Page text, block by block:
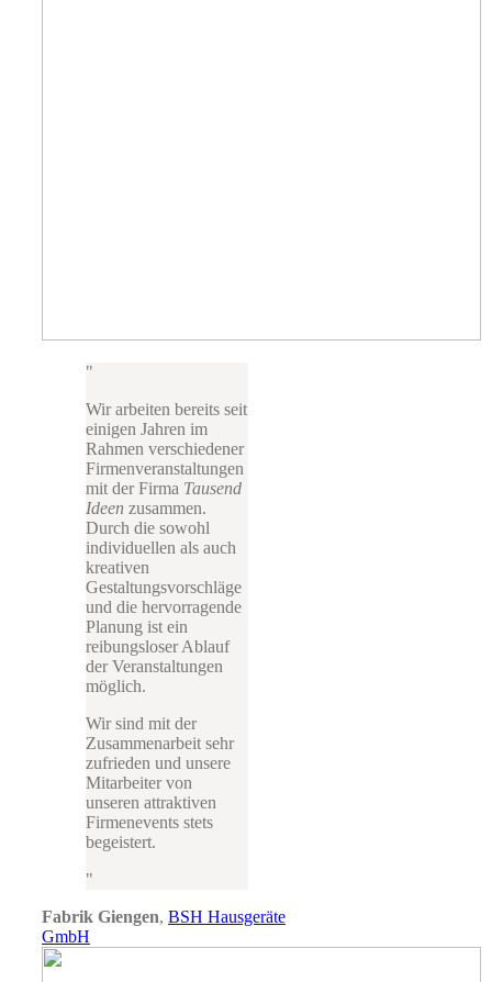
Wir arbeiten bereits seit
einigen Jahren im
Rahmen verschiedener
Firmenveranstaltungen
mit der Firma Tausend
Ideen zusammen.
Durch die sowohl
individuellen als auch
kreativen
Gestaltungsvorschläge
und die hervorragende
Planung ist ein
reibungsloser Ablauf
der Veranstaltungen
möglich.
Wir sind mit der
Zusammenarbeit sehr
zufrieden und unsere
Mitarbeiter von
unseren attraktiven
Firmenevents stets
begeistert.
Fabrik Giengen, BSH Hausgeräte
GmbH